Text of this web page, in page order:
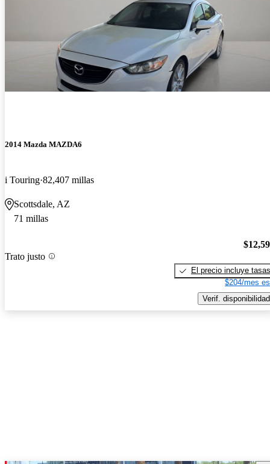
2014 Mazda MAZDA6
i Touring 82,407 millas
Scottsdale, AZ
71 millas
Trato justo
El precio incluye tasas
$204/mes
Verif. disponibilidad